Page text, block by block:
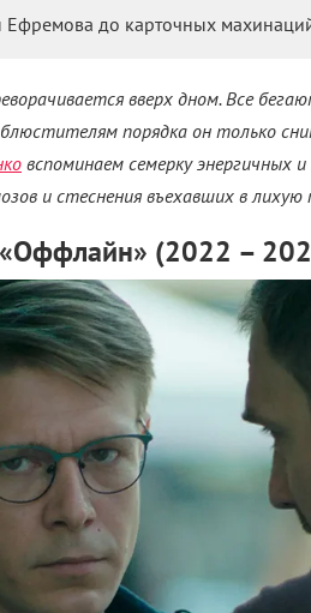
до карточных
вверх дном. Все
порядка он только
вспоминаем семерку энергичных
и стеснения въехавших в
«Оффлайн» (2022 –